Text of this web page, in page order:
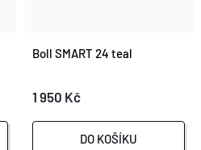
Boll SMART 24 teal
1 950 Kč
DO KOŠÍKU